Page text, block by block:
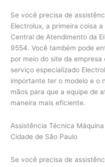
Se você precisa de
Electrolux, a primeira coisa
Central de Atendimento da
9554. Você também pode
por meio do site da
serviço especializado
importante ter o modelo e o
mãos para que a equipe de
maneira mais eficiente.
Assistência Técnica
Cidade de São Paulo
Se você precisa de